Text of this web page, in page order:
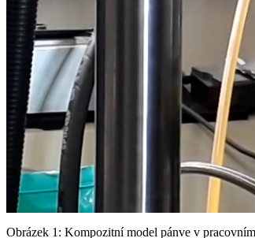
Obrázek 1: Kompozitní model pánve v